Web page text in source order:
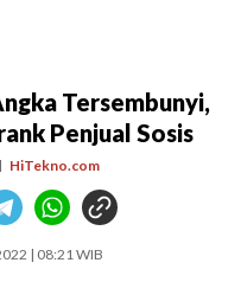
Tersembunyi,
Penjual Sosis
HiTekno.com
| 08:21 WIB